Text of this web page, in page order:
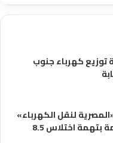
كهرباء جنوب
بـ«المصرية لنقل الكهرباء»
لنيابة الأموال العامة بتهمة اختلاس 8.5